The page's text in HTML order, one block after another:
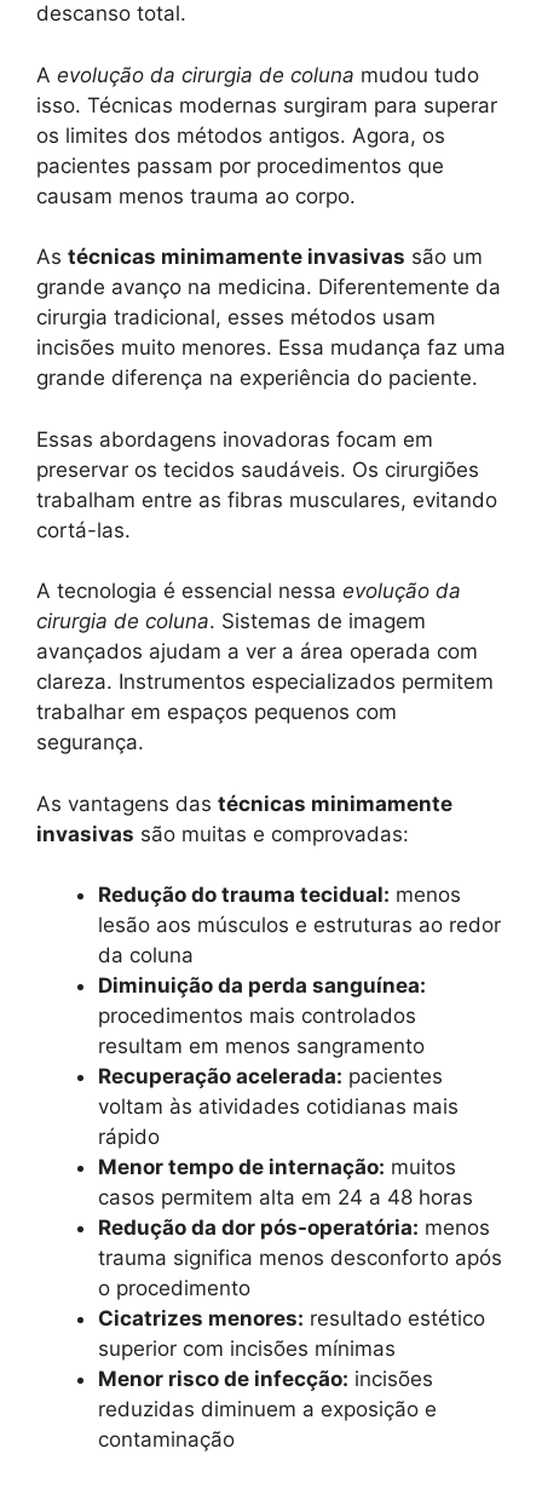
descanso total.
A evolução da cirurgia de coluna mudou tudo
isso. Técnicas modernas surgiram para superar
os limites dos métodos antigos. Agora, os
pacientes passam por procedimentos que
causam menos trauma ao corpo.
As técnicas minimamente invasivas são um
grande avanço na medicina. Diferentemente da
cirurgia tradicional, esses métodos usam
incisões muito menores. Essa mudança faz uma
grande diferença na experiência do paciente.
Essas abordagens inovadoras focam em
preservar os tecidos saudáveis. Os cirurgiões
trabalham entre as fibras musculares, evitando
cortá-las.
A tecnologia é essencial nessa evolução da
cirurgia de coluna. Sistemas de imagem
avançados ajudam a ver a área operada com
clareza. Instrumentos especializados permitem
trabalhar em espaços pequenos com
segurança.
As vantagens das técnicas minimamente
invasivas são muitas e comprovadas:
Redução do trauma tecidual: menos
lesão aos músculos e estruturas ao redor
da coluna
Diminuição da perda sanguínea:
procedimentos mais controlados
resultam em menos sangramento
Recuperação acelerada: pacientes
voltam às atividades cotidianas mais
rápido
Menor tempo de internação: muitos
casos permitem alta em 24 a 48 horas
Redução da dor pós-operatória: menos
trauma significa menos desconforto após
o procedimento
Cicatrizes menores: resultado estético
superior com incisões mínimas
Menor risco de infecção: incisões
reduzidas diminuem a exposição e
contaminação